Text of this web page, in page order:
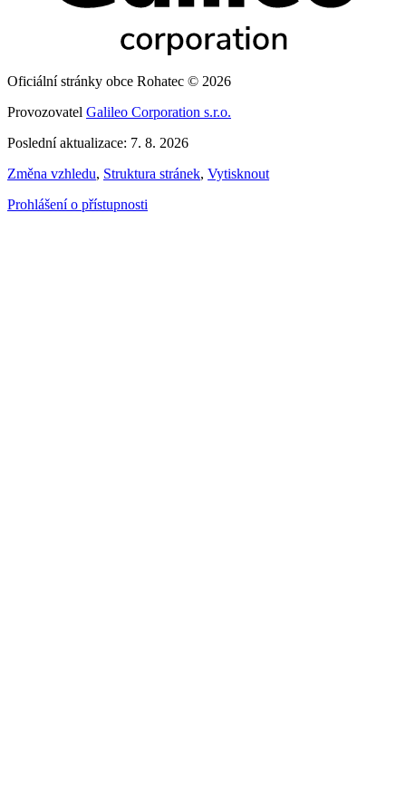
Oficiální stránky obce Rohatec © 2026
Provozovatel Galileo Corporation s.r.o.
Poslední aktualizace: 7. 8. 2026
Změna vzhledu, Struktura stránek, Vytisknout
Prohlášení o přístupnosti